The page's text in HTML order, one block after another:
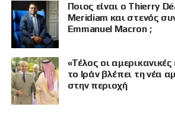
Ποιος είναι ο Thierry
Meridiam και στενός
Emmanuel Macron ;
«Τέλος οι
το Ιράν βλέπει τη νέα
στην περιοχή